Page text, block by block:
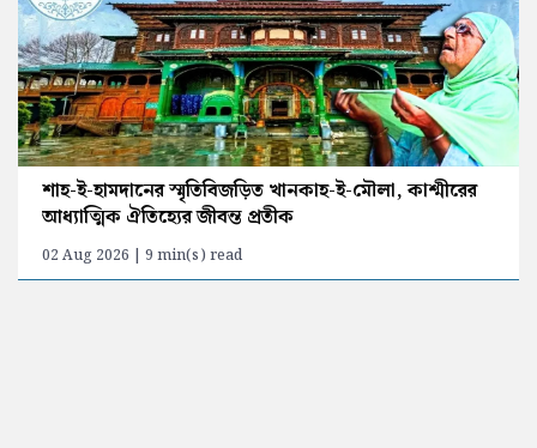
শাহ-ই-হামদানের স্মৃতিবিজড়িত খানকাহ-ই-মৌলা, কাশ্মীরের
আধ্যাত্মিক ঐতিহ্যের জীবন্ত প্রতীক
02 Aug 2026 | 9 min(s) read